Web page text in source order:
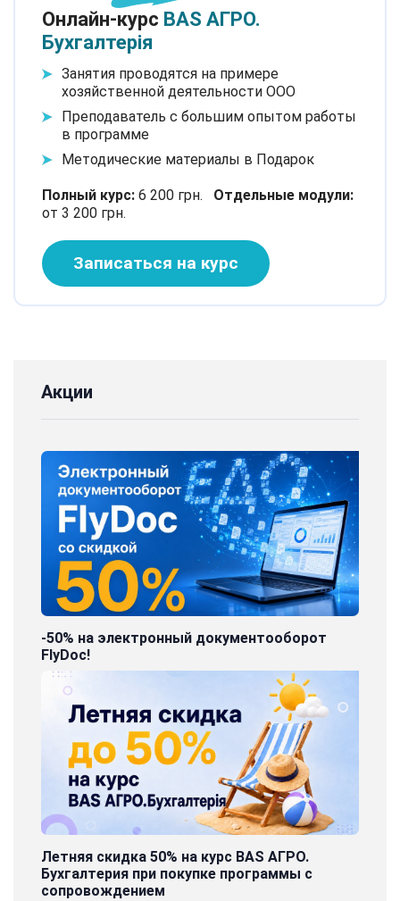
Онлайн-курс BAS АГРО.
Бухгалтерія
Занятия проводятся на примере
хозяйственной деятельности ООО
Преподаватель с большим опытом работы
в программе
Методические материалы в Подарок
Полный курс: 6 200 грн. Отдельные модули:
от 3 200 грн.
Записаться на курс
Акции
-50% на электронный документооборот
FlyDoc!
Летняя скидка 50% на курс BAS АГРО.
Бухгалтерия при покупке программы с
сопровождением